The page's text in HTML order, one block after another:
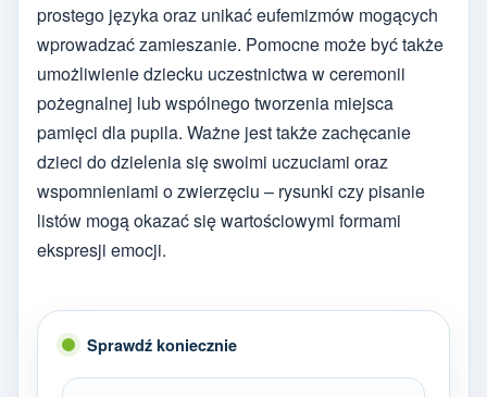
prostego języka oraz unikać eufemizmów mogących
wprowadzać zamieszanie. Pomocne może być także
umożliwienie dziecku uczestnictwa w ceremonii
pożegnalnej lub wspólnego tworzenia miejsca
pamięci dla pupila. Ważne jest także zachęcanie
dzieci do dzielenia się swoimi uczuciami oraz
wspomnieniami o zwierzęciu – rysunki czy pisanie
listów mogą okazać się wartościowymi formami
ekspresji emocji.
Sprawdź koniecznie